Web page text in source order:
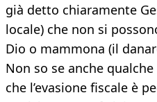
già detto chiaramente
locale) che non si
Dio o mammona (il
Non so se anche
che l’evasione fiscale è